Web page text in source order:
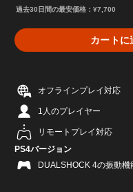
過去30日間の最安価格：¥7,700
カートに
オフラインプレイ対応
1人のプレイヤー
リモートプレイ対応
PS4バージョン
DUALSHOCK 4の振動機